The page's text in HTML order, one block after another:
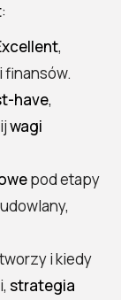
:
,
finansów.
have,
wagi
pod etapy
i kiedy
strategia